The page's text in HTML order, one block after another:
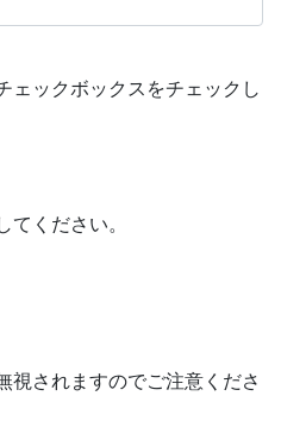
ックボックスをチェックし
てください。
視されますのでご注意くださ